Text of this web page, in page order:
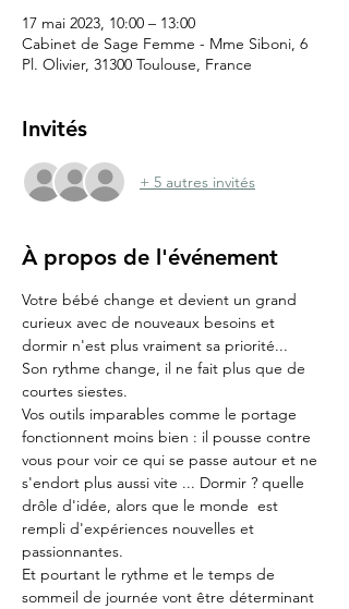
17 mai 2023, 10:00 – 13:00
Cabinet de Sage Femme - Mme Siboni, 6
Pl. Olivier, 31300 Toulouse, France
Invités
+ 5 autres invités
À propos de l'événement
Votre bébé change et devient un grand
curieux avec de nouveaux besoins et
dormir n'est plus vraiment sa priorité...
Son rythme change, il ne fait plus que de
courtes siestes.
Vos outils imparables comme le portage
fonctionnent moins bien : il pousse contre
vous pour voir ce qui se passe autour et ne
s'endort plus aussi vite ... Dormir ? quelle
drôle d'idée, alors que le monde  est
rempli d'expériences nouvelles et
passionnantes.
Et pourtant le rythme et le temps de
sommeil de journée vont être déterminant